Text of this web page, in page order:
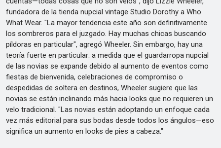
fundadora de la tienda nupcial vintage Studio Dorothy a Who
What Wear. "La mayor tendencia este año son definitivamente
los sombreros para el juzgado. Hay muchas chicas buscando
píldoras en particular", agregó Wheeler. Sin embargo, hay una
teoría fuerte en particular: a medida que el guardarropa nupcial
de las novias se expande debido al aumento de eventos como
fiestas de bienvenida, celebraciones de compromiso o
despedidas de soltera en destinos, Wheeler sugiere que las
novias se están inclinando más hacia looks que no requieren un
velo tradicional. "Las novias están adoptando un enfoque cada
vez más editorial para sus bodas desde todos los ángulos—eso
significa un aumento en looks de pies a cabeza."